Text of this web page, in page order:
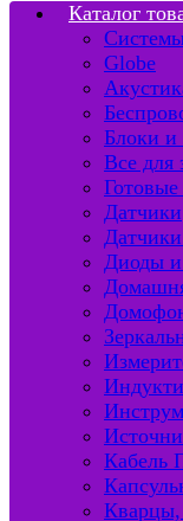
Каталог
Globe
Блоки и
Все для
Готовые
Датчики
Диоды
Кабель
Кварцы,